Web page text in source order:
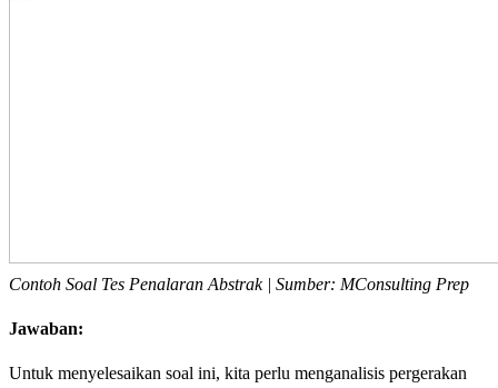
Contoh Soal Tes Penalaran Abstrak | Sumber: MConsulting Prep
Jawaban:
Untuk menyelesaikan soal ini, kita perlu menganalisis pergerakan